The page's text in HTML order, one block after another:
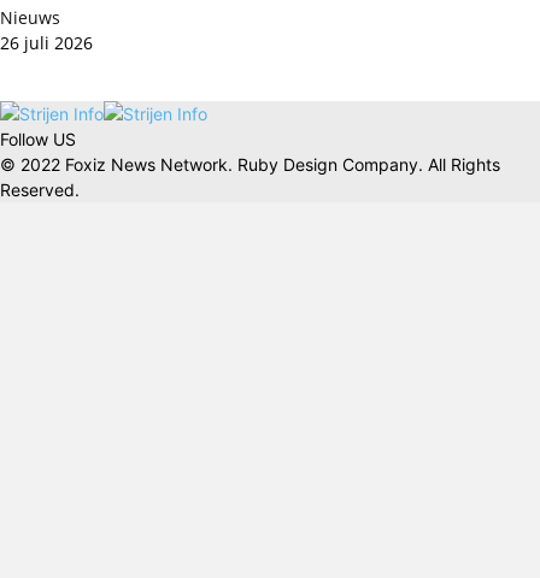
Nieuws
26 juli 2026
Follow US
© 2022 Foxiz News Network. Ruby Design Company. All Rights
Reserved.